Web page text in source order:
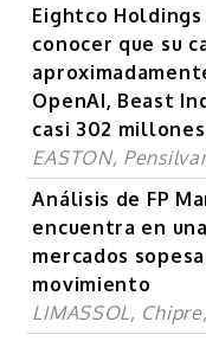
Eightco Holdings
conocer que su
OpenAI, Beast
casi 302
EASTON,
Análisis de FP
encuentra en
mercados
movimiento
LIMASSOL,